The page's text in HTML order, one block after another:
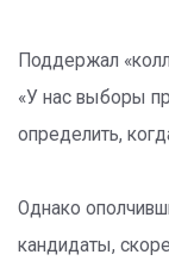
Поддержал
«У нас выборы
определить,
Однако
кандидаты,